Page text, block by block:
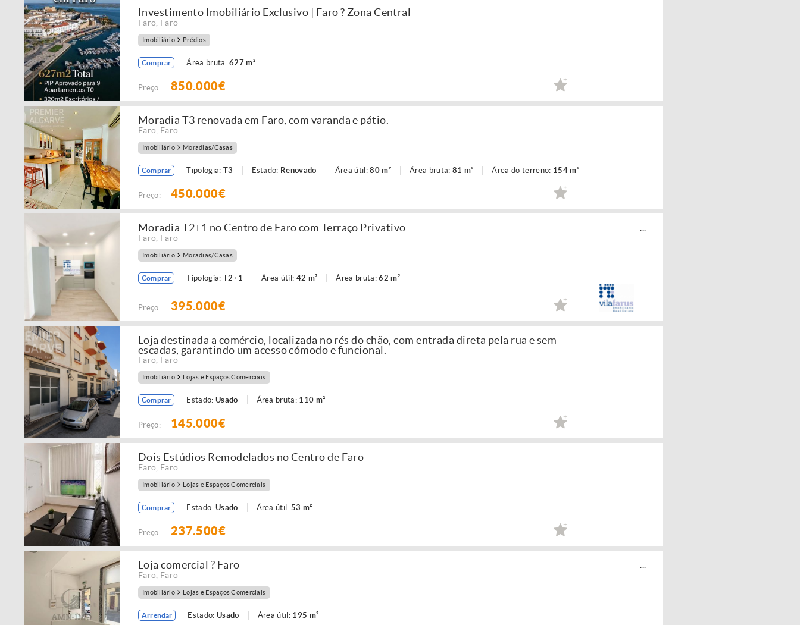
Investimento Imobiliário Exclusivo | Faro ? Zona Central
Faro Faro
Imobiliário Prédios
Comprar Área bruta:627 m²
Preço: 850.000€
Moradia T3 renovada em Faro, com varanda e pátio.
Faro Faro
Imobiliário Moradias/Casas
Comprar Tipologia: T3 Estado: Renovado Área útil:80 m² Área bruta: 81 m² Área do terreno: 154 m²
Preço: 450.000€
Moradia T2+1 no Centro de Faro com Terraço Privativo
Faro Faro
Imobiliário Moradias/Casas
Comprar Tipologia: T2+1 Área útil: 42 m² Área bruta:62 m²
Preço: 395.000€
Loja destinada a comércio, localizada no rés do chão, com entrada direta pela rua e sem
escadas, garantindo um acesso cómodo e funcional.
Faro Faro
Imobiliário Lojas e Espaços Comerciais
Comprar Estado: Usado Área bruta: 110 m²
Preço: 145.000€
Dois Estúdios Remodelados no Centro de Faro
Faro Faro
Imobiliário Lojas e Espaços Comerciais
Comprar Estado: Usado Área útil:53 m²
Preço: 237.500€
Loja comercial ? Faro
Faro Faro
Imobiliário Lojas e Espaços Comerciais
Arrendar Estado:Usado Área útil: 195 m²